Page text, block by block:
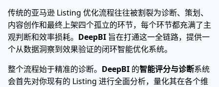
传统的亚马逊 Listing 优化流程往往被割裂为诊断、策划、
内容创作和最终上架四个孤立的环节，每个环节都充满了主
观判断和效率损耗。 DeepBI 旨在打通这一全链路，提供一
个从数据洞察到效果验证的闭环智能优化系统。
整个流程始于精准的诊断。 DeepBI 的智能评分与诊断系统
会首先对你现有的 Listing 进行全面分析，量化其在各个维